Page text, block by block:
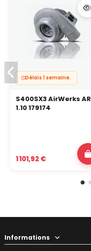
Délais 1 semaine.
S400SX3 AirWerks AR
1.10 179174
1 101,92 €
Informations